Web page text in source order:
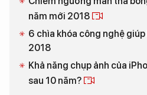
dong/-/view_content/
TIN LIÊN QUAN
6 cách sửa lỗi iPhone không